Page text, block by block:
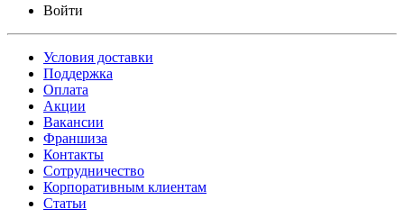
Войти
Условия доставки
Поддержка
Оплата
Акции
Вакансии
Франшиза
Контакты
Сотрудничество
Корпоративным клиентам
Статьи